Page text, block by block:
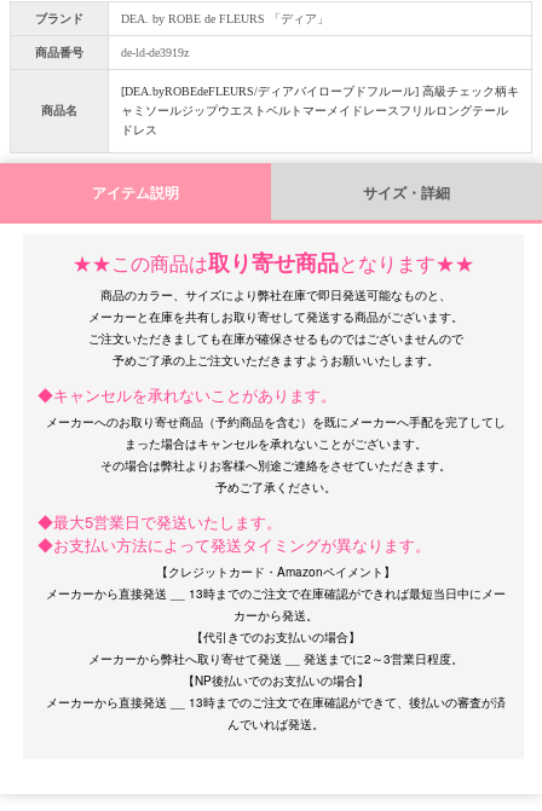
OriginalBrand
ブランド DEA. by ROBE de FLEURS 「ディア」
商品番号 de-ld-de3919z
商品名
[DEA.byROBEdeFLEURS/ディアバイローブドフルール] 高級チェック柄キ
ャミソールジップウエストベルトマーメイドレースフリルロングテール
ドレス
アイテム説明 サイズ・詳細
★★この商品は取り寄せ商品となります★★
商品のカラー、サイズにより弊社在庫で即日発送可能なものと、
メーカーと在庫を共有しお取り寄せして発送する商品がございます。
ご注文いただきましても在庫が確保させるものではございませんので
◆キャンセルを承れないことがあります。
メーカーへのお取り寄せ商品（予約商品を含む）を既にメーカーへ手配を完了してし
まった場合はキャンセルを承れないことがございます。
その場合は弊社よりお客様へ別途ご連絡をさせていただきます。
◆最大5営業日で発送いたします。
◆お支払い方法によって発送タイミングが異なります。
【クレジットカード・Amazonペイメント】
メーカーから直接発送 __ 13時までのご注文で在庫確認ができれば最短当日中にメー
カーから発送。
【代引きでのお支払いの場合】
メーカーから弊社へ取り寄せて発送 __ 発送までに2～3営業日程度。
【NP後払いでのお支払いの場合】
メーカーから直接発送 __ 13時までのご注文で在庫確認ができて、後払いの審査が済